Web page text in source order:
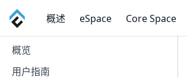
概述 eSpace Core Space
概览
用户指南